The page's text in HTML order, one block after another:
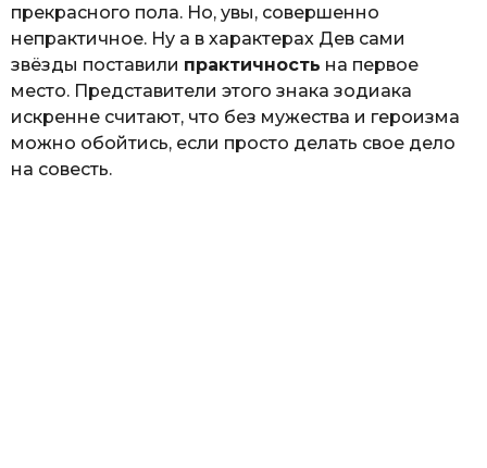
прекрасного пола. Но, увы, совершенно
непрактичное. Ну а в характерах Дев сами
звёзды поставили практичность на первое
место. Представители этого знака зодиака
искренне считают, что без мужества и героизма
можно обойтись, если просто делать свое дело
на совесть.